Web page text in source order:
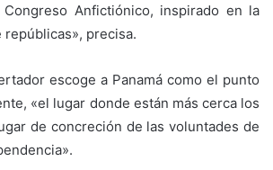
Anfictiónico, inspirado en la
precisa.
escoge a Panamá como el punto
«el lugar donde están más cerca los
de concreción de las voluntades de